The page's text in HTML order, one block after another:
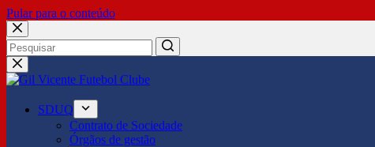
Pular para o conteúdo
No
results
SDUQ
Contrato de Sociedade
Órgãos de gestão